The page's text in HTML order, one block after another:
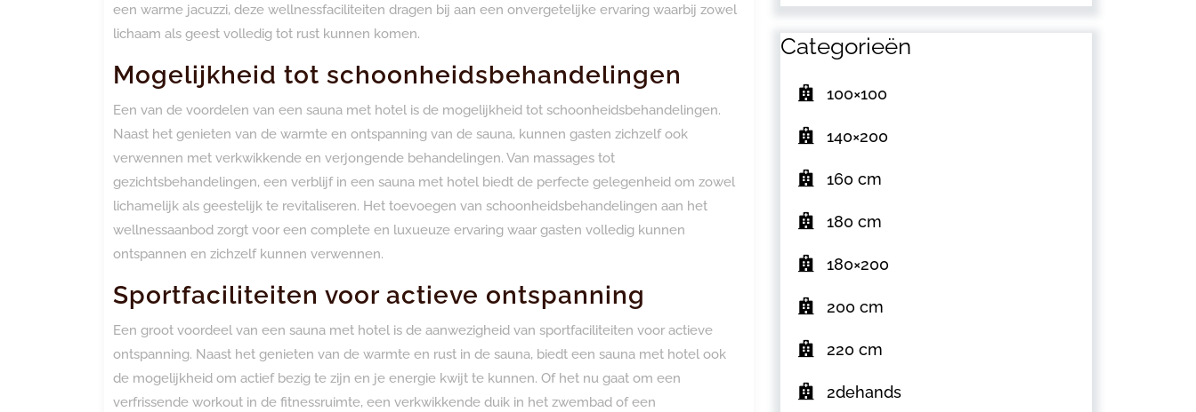
een warme jacuzzi, deze wellnessfaciliteiten dragen bij aan een onvergetelijke ervaring waarbij zowel
lichaam als geest volledig tot rust kunnen komen.
Mogelijkheid tot schoonheidsbehandelingen
Een van de voordelen van een sauna met hotel is de mogelijkheid tot schoonheidsbehandelingen.
Naast het genieten van de warmte en ontspanning van de sauna, kunnen gasten zichzelf ook
verwennen met verkwikkende en verjongende behandelingen. Van massages tot
gezichtsbehandelingen, een verblijf in een sauna met hotel biedt de perfecte gelegenheid om zowel
lichamelijk als geestelijk te revitaliseren. Het toevoegen van schoonheidsbehandelingen aan het
wellnessaanbod zorgt voor een complete en luxueuze ervaring waar gasten volledig kunnen
ontspannen en zichzelf kunnen verwennen.
Sportfaciliteiten voor actieve ontspanning
Een groot voordeel van een sauna met hotel is de aanwezigheid van sportfaciliteiten voor actieve
ontspanning. Naast het genieten van de warmte en rust in de sauna, biedt een sauna met hotel ook
de mogelijkheid om actief bezig te zijn en je energie kwijt te kunnen. Of het nu gaat om een
verfrissende workout in de fitnessruimte, een verkwikkende duik in het zwembad of een
Categorieën
100×100
140×200
160 cm
180 cm
180×200
200 cm
220 cm
2dehands